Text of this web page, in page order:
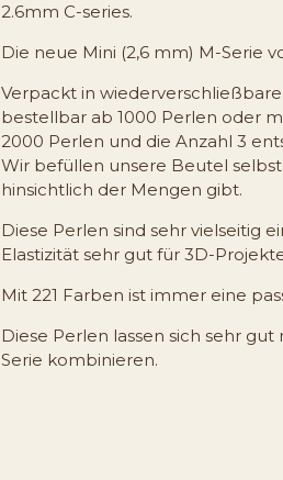
2.6mm C-series.
Die neue Mini (2,6 mm) M-Serie
Verpackt in
bestellbar ab 1000 Perlen oder
2000 Perlen und die Anzahl 3
Wir befüllen unsere Beutel
hinsichtlich der Mengen gibt.
Diese Perlen sind sehr vielseitig
Elastizität sehr gut für 3D-
Mit 221 Farben ist immer eine
Diese Perlen lassen sich sehr
Serie kombinieren.